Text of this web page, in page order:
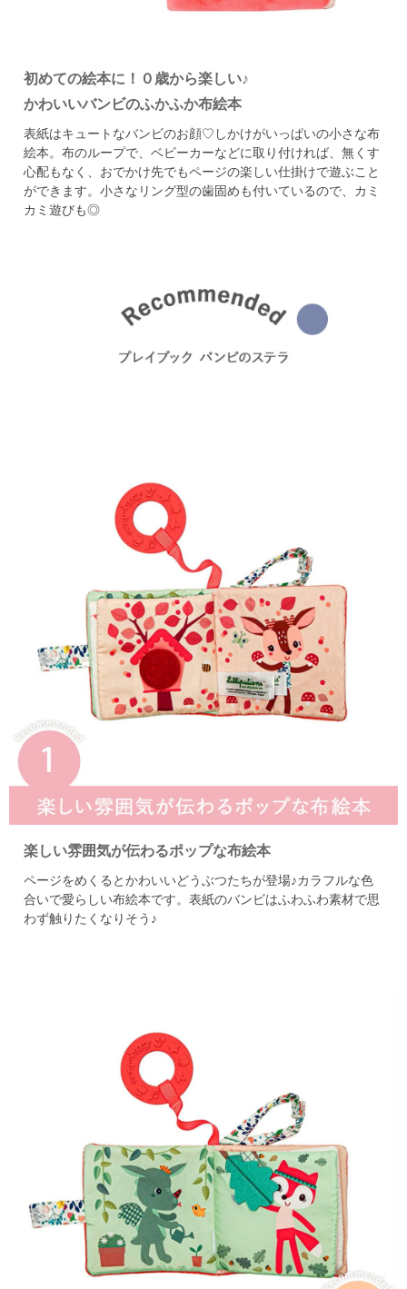
初めての絵本に！０歳から楽しい♪
かわいいバンビのふかふか布絵本
表紙はキュートなバンビのお顔♡しかけがいっぱいの小さな布
絵本。 布のループで、ベビーカーなどに取り付ければ、無くす
心配もなく、 おでかけ先でもページの楽しい仕掛けで遊ぶこと
ができます。 小さなリング型の歯固めも付いているので、カミ
カミ遊びも◎
楽しい雰囲気が伝わるポップな布絵本
ページをめくるとかわいいどうぶつたちが登場♪カラフルな色
合いで愛らしい布絵本です。 表紙のバンビはふわふわ素材で思
わず触りたくなりそう♪